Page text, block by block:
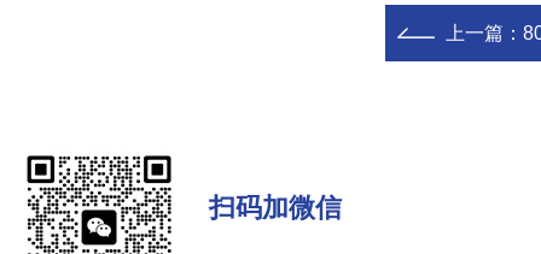
上一篇：
扫码加微信